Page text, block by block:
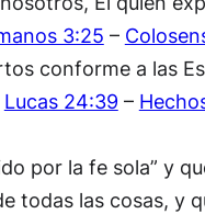
3:25 –
conforme a las
Lucas 24:39 –
por la fe sola” y
todas las cosas, y